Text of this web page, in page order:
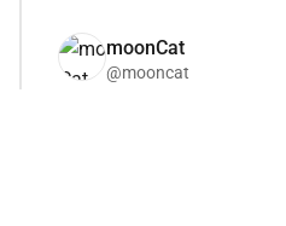
moonCat
@mooncat